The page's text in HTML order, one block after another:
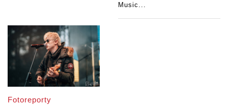
Music...
Fotoreporty